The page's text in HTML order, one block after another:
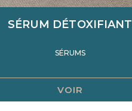
SÉRUM DÉTOXIFIANT
SÉRUMS
VOIR